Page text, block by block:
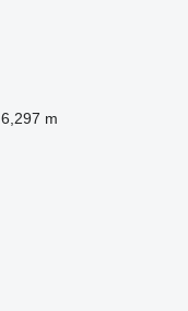
6,297 m